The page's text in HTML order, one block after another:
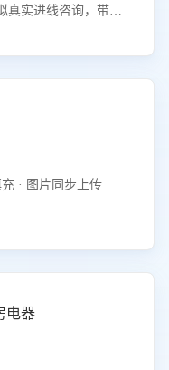
真实进线咨询，带您
· 图片同步上传
电器